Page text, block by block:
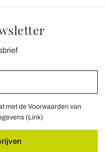
met de Voorwaarden van
(Link)